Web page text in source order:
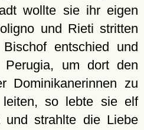
wollte sie ihr eigen
und Rieti stritten
entschied und
um dort den
Dominikanerinnen zu
so lebte sie elf
und strahlte die Liebe